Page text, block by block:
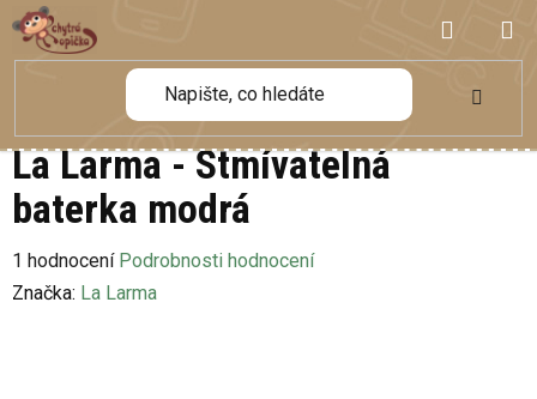
Přejít
na
obsah
KOŠÍK
La Larma - Stmívatelná
baterka modrá
Průměrné
hodnocení
1 hodnocení Podrobnosti hodnocení
Značka: La Larma